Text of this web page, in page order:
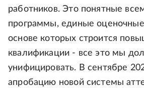
работников. Это понятные
программы, единые
основе которых строится
квалификации - все это мы
унифицировать. В сентябре
апробацию новой системы